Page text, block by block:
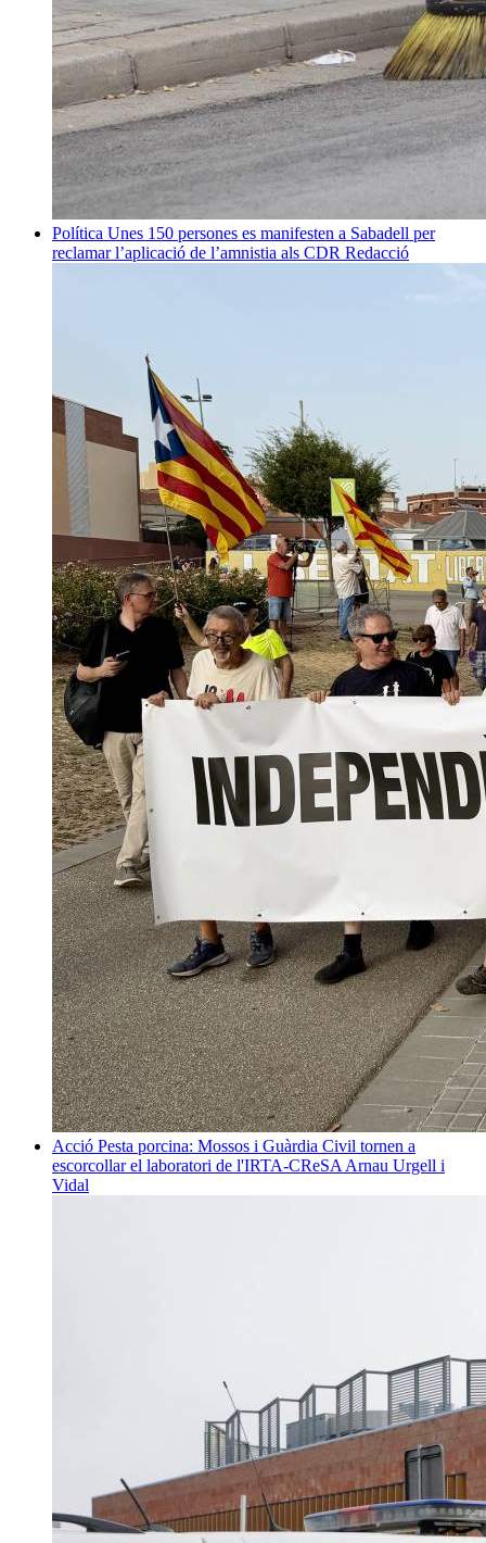
Política Unes 150 persones es manifesten a Sabadell per
reclamar l’aplicació de l’amnistia als CDR Redacció
Acció Pesta porcina: Mossos i Guàrdia Civil tornen a
escorcollar el laboratori de l'IRTA-CReSA Arnau Urgell i
Vidal